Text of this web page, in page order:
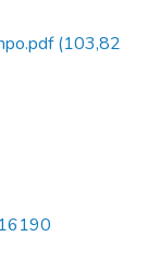
(103,82